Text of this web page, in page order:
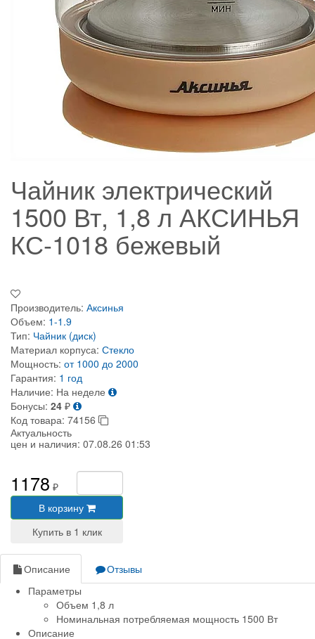
Чайник электрический
1500 Вт, 1,8 л АКСИНЬЯ
КС-1018 бежевый
Производитель: Аксинья
Объем: 1-1.9
Тип: Чайник (диск)
Материал корпуса: Стекло
Мощность: от 1000 до 2000
Гарантия: 1 год
Наличие: На неделе
Бонусы: 24 ₽
Код товара: 74156
Актуальность
цен и наличия: 07.08.26 01:53
1178 ₽
В корзину
Описание
Отзывы
Параметры
Объем 1,8 л
Номинальная потребляемая мощность 1500 Вт
Описание